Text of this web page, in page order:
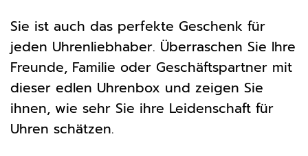
Sie ist auch das perfekte Geschenk für
jeden Uhrenliebhaber. Überraschen Sie Ihre
Freunde, Familie oder Geschäftspartner mit
dieser edlen Uhrenbox und zeigen Sie
ihnen, wie sehr Sie ihre Leidenschaft für
Uhren schätzen.